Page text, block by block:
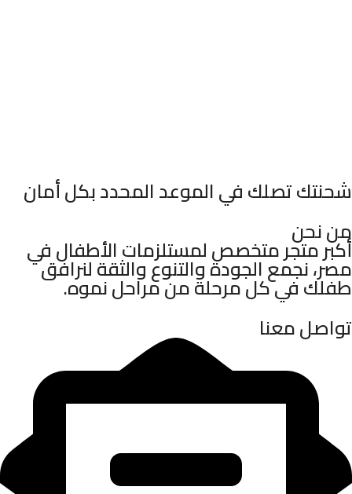
شحنتك تصلك في الموعد المحدد بكل أمان
من نحن
أكبر متجر متخصص لمستلزمات الأطفال في
مصر، نجمع الجودة والتنوع والثقة لنرافق
طفلك في كل مرحلة من مراحل نموه.
تواصل معنا